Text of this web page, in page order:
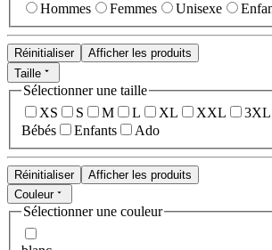
Hommes
Femmes Unisexe
Réinitialiser
Afficher les produits
Taille
Sélectionner une taille
XS
S M L XL XXL 3XL
Bébés
Enfants Ado
Réinitialiser
Afficher les produits
Couleur
Sélectionner une couleur